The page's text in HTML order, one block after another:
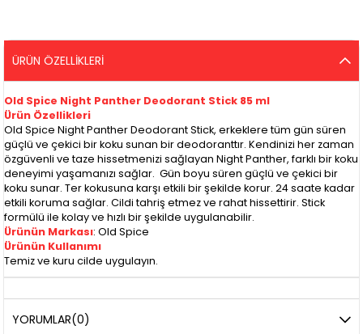
ÜRÜN ÖZELLIKLERI
Old Spice Night Panther Deodorant Stick 85 ml
Ürün Özellikleri
Old Spice Night Panther Deodorant Stick, erkeklere tüm gün süren
güçlü ve çekici bir koku sunan bir deodoranttır. Kendinizi her zaman
özgüvenli ve taze hissetmenizi sağlayan Night Panther, farklı bir koku
deneyimi yaşamanızı sağlar. Gün boyu süren güçlü ve çekici bir
koku sunar. Ter kokusuna karşı etkili bir şekilde korur. 24 saate kadar
etkili koruma sağlar. Cildi tahriş etmez ve rahat hissettirir. Stick
formülü ile kolay ve hızlı bir şekilde uygulanabilir.
Ürünün Markası: Old Spice
Ürünün Kullanımı
Temiz ve kuru cilde uygulayın.
YORUMLAR(0)